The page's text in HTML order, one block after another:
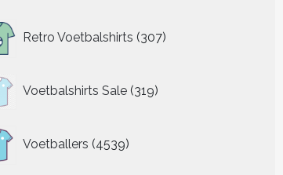
Retro Voetbalshirts 307
producten
Voetbalshirts Sale 319
319
producten
Voetballers 4539
producten